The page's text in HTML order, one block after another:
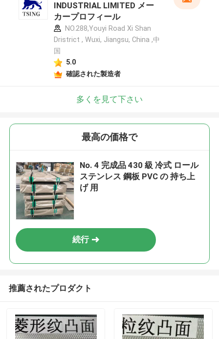
INDUSTRIAL LIMITED メー
カープロフィール
NO.288,Youyi Road Xi Shan
Dristrict , Wuxi, Jiangsu, China ,中
国
5.0
確認された製造者
多くを見て下さい
最高の価格で
No. 4 完成品 430 級 冷式 ロール
ステンレス 鋼板 PVC の 持ち上
げ 用
続行
推薦されたプロダクト